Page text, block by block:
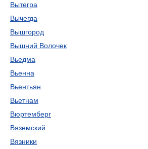
Вытегра
Вычегда
Вышгород
Вышний Волочек
Вьедма
Вьенна
Вьентьян
Вьетнам
Вюртемберг
Вяземский
Вязники